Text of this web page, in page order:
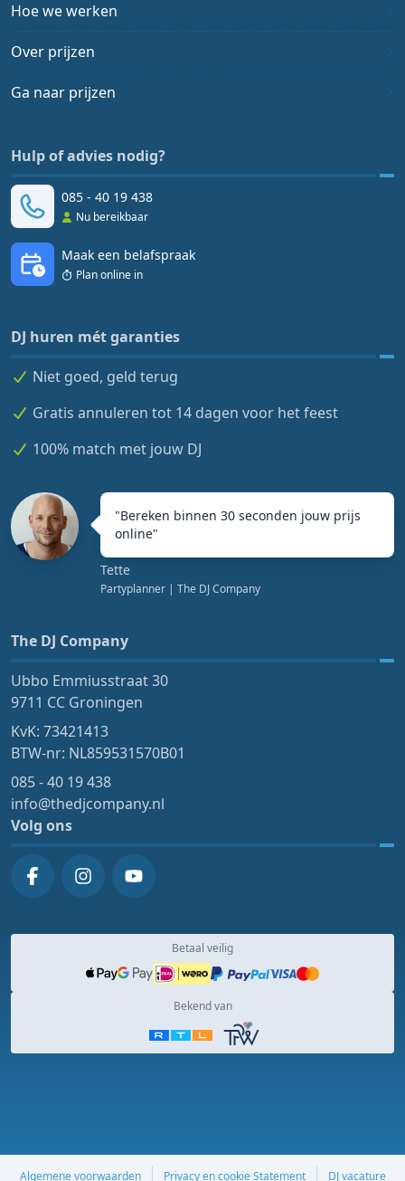
Hoe we werken
Over prijzen
Ga naar prijzen
Hulp of advies nodig?
085 - 40 19 438
Nu bereikbaar
Maak een belafspraak
Plan online in
DJ huren mét garanties
Niet goed, geld terug
Gratis annuleren tot 14 dagen voor het feest
100% match met jouw DJ
"Bereken binnen 30 seconden jouw prijs
online"
Tette
Partyplanner | The DJ Company
The DJ Company
Ubbo Emmiusstraat 30
9711 CC Groningen
KvK: 73421413
BTW-nr: NL859531570B01
085 - 40 19 438
info@thedjcompany.nl
Volg ons
Betaal veilig
Bekend van
Algemene voorwaarden Privacy en cookie Statement DJ vacature